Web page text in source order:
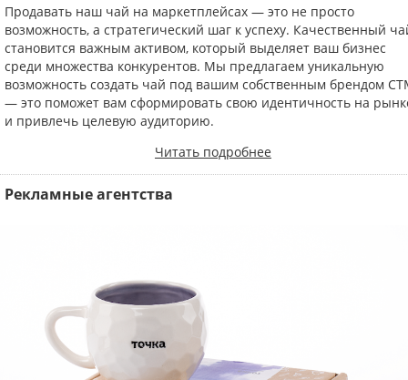
Продавать наш чай на маркетплейсах — это не просто
возможность, а стратегический шаг к успеху. Качественный
становится важным активом, который выделяет ваш бизнес
среди множества конкурентов. Мы предлагаем уникальную
возможность создать чай под вашим собственным брендом
— это поможет вам сформировать свою идентичность на
и привлечь целевую аудиторию.
Читать подробнее
Рекламные агентства